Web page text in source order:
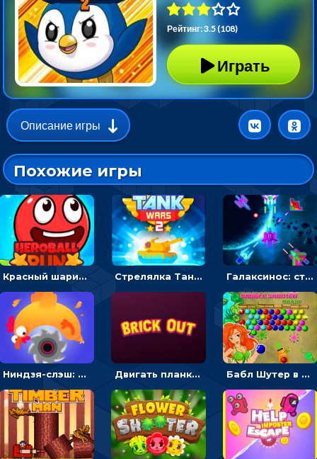
Рейтинг: 3.5 (108)
Играть
Описание игры
Похожие игры
Красный шарик-герой в бегах: прыгать, чтобы избегать препятствий Стрелялка Танковые войны: бить по танку врага, чтобы уничтожить зло Галаксинос: стрелялка в космосе по врагам
Ниндзя-слэш: запускай оружие по целям и становись мастером сюрикенов Двигать планку и бить шариком по цветным блокам - гиперказуальная Бабл Шутер в джунглях: стрелять шариками по цветным целям